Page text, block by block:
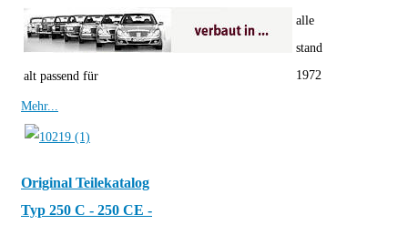
alt passend für
alle
stand
1972
Mehr...
Original Teilekatalog
Typ 250 C - 250 CE -